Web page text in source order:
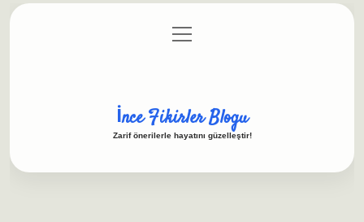
Gizlilik Politikası
menüyü
aç
İnce Fikirler Blogu
Zarif önerilerle hayatını güzelleştir!